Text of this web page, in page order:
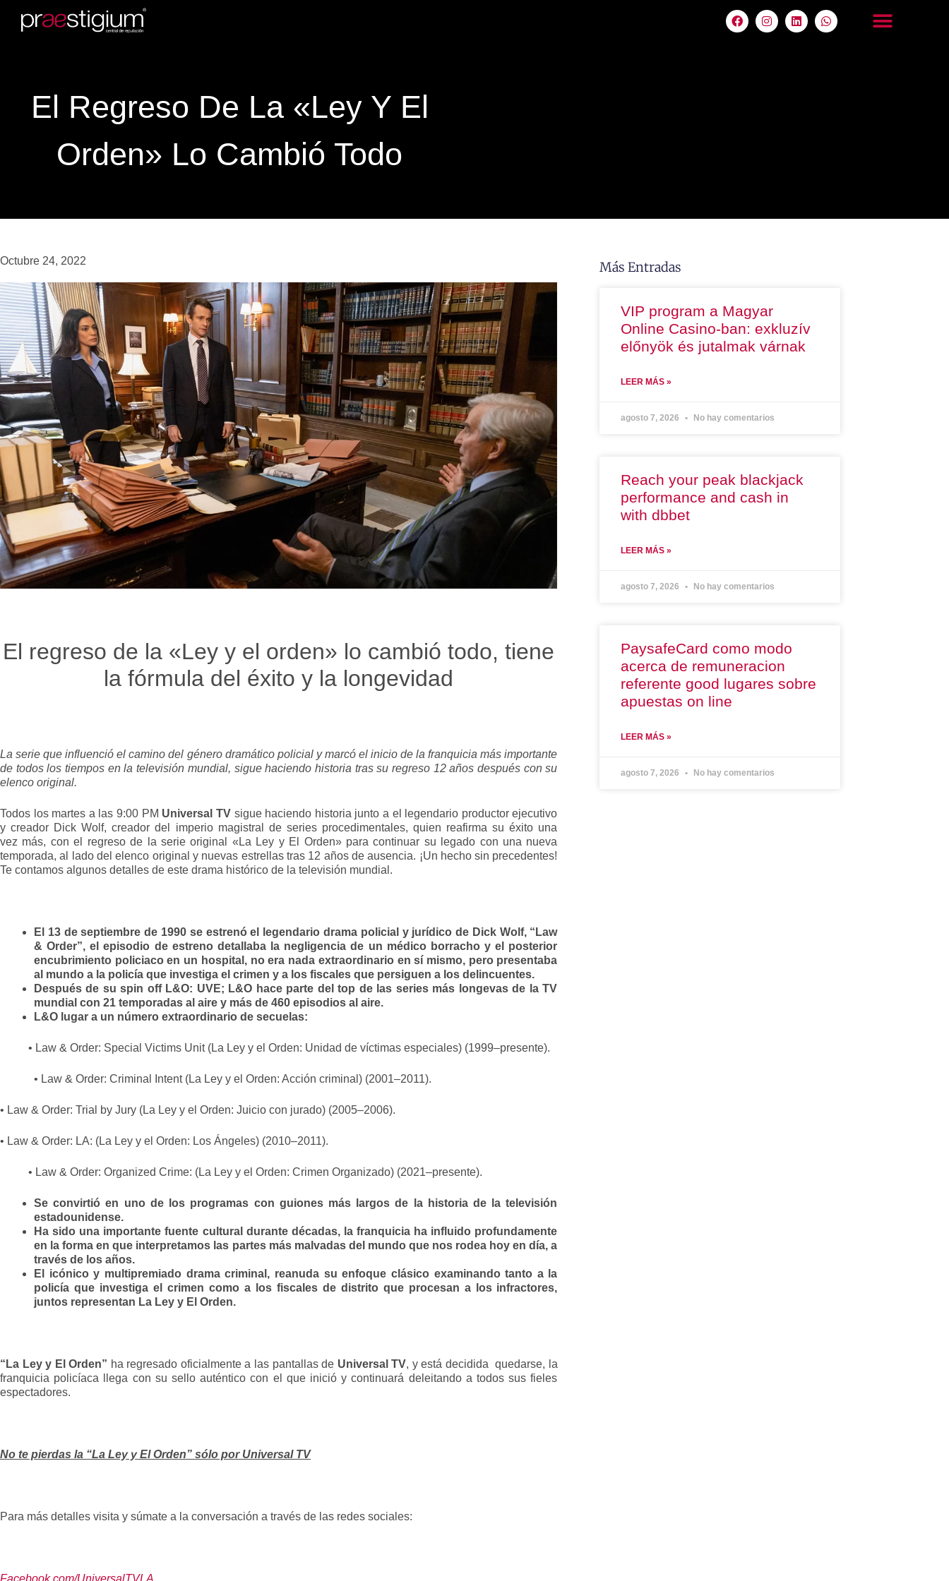
El Regreso De La «Ley Y El
Orden» Lo Cambió Todo
Octubre 24, 2022
El regreso de la «Ley y el orden» lo cambió todo, tiene
la fórmula del éxito y la longevidad
La serie que influenció el camino del género dramático policial y marcó el inicio de la franquicia más importante
de todos los tiempos en la televisión mundial, sigue haciendo historia tras su regreso 12 años después con su
elenco original.
Todos los martes a las 9:00 PM Universal TVsigue haciendo historia junto a el legendario productor ejecutivo
y creador Dick Wolf, creador del imperio magistral de series procedimentales, quien reafirma su éxito una
vez más, con el regreso de la serie original «La Ley y El Orden» para continuar su legado con una nueva
temporada, al lado del elenco original y nuevas estrellas tras 12 años de ausencia. ¡Un hecho sin precedentes!
Te contamos algunos detalles de este drama histórico de la televisión mundial.
El 13 de septiembre de 1990 se estrenó el legendario drama policial y jurídico de Dick Wolf, “Law
& Order”, el episodio de estreno detallaba la negligencia de un médico borracho y el posterior
encubrimiento policiaco en un hospital, no era nada extraordinario en sí mismo, pero presentaba
al mundo a la policía que investiga el crimen y a los fiscales que persiguen a los delincuentes.
Después de su spin off L&O: UVE; L&O hace parte del top de las series más longevas de la TV
mundial con 21 temporadas al aire y más de 460 episodios al aire.
L&O lugar a un número extraordinario de secuelas:
• Law & Order: Special Victims Unit (La Ley y el Orden: Unidad de víctimas especiales) (1999–presente).
• Law & Order: Criminal Intent (La Ley y el Orden: Acción criminal) (2001–2011).
• Law & Order: Trial by Jury (La Ley y el Orden: Juicio con jurado) (2005–2006).
• Law & Order: LA: (La Ley y el Orden: Los Ángeles) (2010–2011).
• Law & Order: Organized Crime: (La Ley y el Orden: Crimen Organizado) (2021–presente).
Se convirtió en uno de los programas con guiones más largos de la historia de la televisión
estadounidense.
Ha sido una importante fuente cultural durante décadas, la franquicia ha influido profundamente
en la forma en que interpretamos las partes más malvadas del mundo que nos rodea hoy en día, a
través de los años.
El icónico y multipremiado drama criminal, reanuda su enfoque clásico examinando tanto a la
policía que investiga el crimen como a los fiscales de distrito que procesan a los infractores,
juntos representan La Ley y El Orden.
“La Ley y El Orden” ha regresado oficialmente a las pantallas de Universal TV, y está decidida quedarse, la
franquicia policíaca llega con su sello auténtico con el que inició y continuará deleitando a todos sus fieles
espectadores.
No te pierdas la “La Ley y El Orden” sólo por Universal TV
Para más detalles visita y súmate a la conversación a través de las redes sociales:
Más Entradas
VIP program a Magyar
Online Casino-ban: exkluzív
előnyök és jutalmak várnak
LEER MÁS »
agosto 7, 2026 No hay comentarios
Reach your peak blackjack
performance and cash in
with dbbet
LEER MÁS »
agosto 7, 2026 No hay comentarios
PaysafeCard como modo
acerca de remuneracion
referente good lugares sobre
apuestas on line
LEER MÁS »
agosto 7, 2026 No hay comentarios